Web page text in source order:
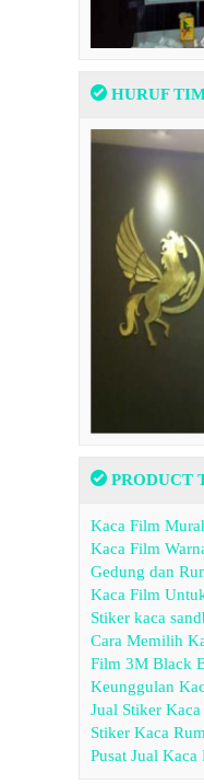
HURUF
PRODUCT
Kaca Film
Kaca Film
Gedung dan
Kaca Film
Stiker kaca
Cara Memilih
Film 3M Black
Keunggulan
Jual Stiker Kaca
Stiker Kaca
Pusat Jual Kaca